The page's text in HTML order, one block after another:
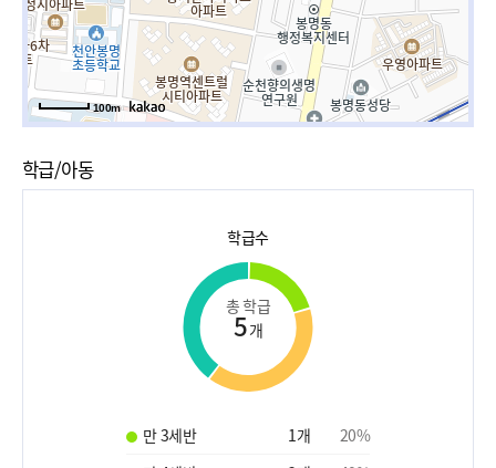
100m
학급/아동
학급수
총 학급
5개
만 3세반 1개 20%